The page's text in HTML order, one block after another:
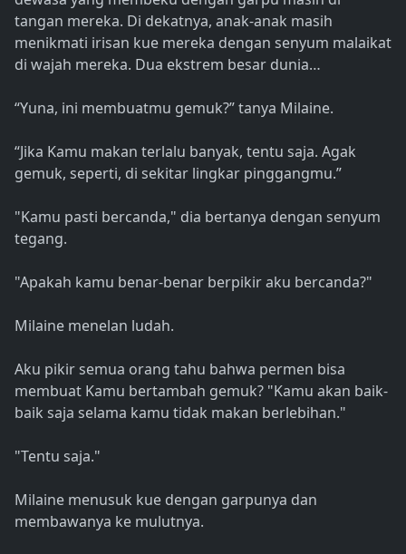
tangan mereka. Di dekatnya, anak-anak masih
menikmati irisan kue mereka dengan senyum malaikat
di wajah mereka. Dua ekstrem besar dunia…
“Yuna, ini membuatmu gemuk?” tanya Milaine.
“Jika Kamu makan terlalu banyak, tentu saja. Agak
gemuk, seperti, di sekitar lingkar pinggangmu.”
"Kamu pasti bercanda," dia bertanya dengan senyum
tegang.
"Apakah kamu benar-benar berpikir aku bercanda?"
Milaine menelan ludah.
Aku pikir semua orang tahu bahwa permen bisa
membuat Kamu bertambah gemuk? "Kamu akan baik-
baik saja selama kamu tidak makan berlebihan."
"Tentu saja."
Milaine menusuk kue dengan garpunya dan
membawanya ke mulutnya.